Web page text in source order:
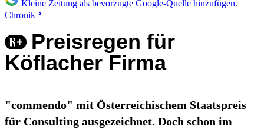
Kleine Zeitung als bevorzugte Google-Quelle hinzufügen.
Chronik
Preisregen für
Köflacher Firma
"commendo" mit Österreichischem Staatspreis
für Consulting ausgezeichnet. Doch schon im